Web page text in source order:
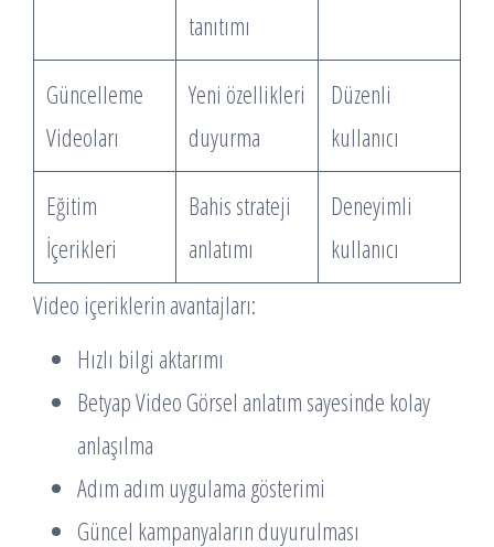
tanıtımı
Güncelleme
Videoları
Yeni özellikleri
duyurma
Düzenli
kullanıcı
Eğitim
İçerikleri
Bahis strateji
anlatımı
Deneyimli
kullanıcı
Video içeriklerin avantajları:
Hızlı bilgi aktarımı
Betyap Video Görsel anlatım sayesinde kolay
anlaşılma
Adım adım uygulama gösterimi
Güncel kampanyaların duyurulması